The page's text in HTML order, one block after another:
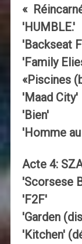
«
'HUMBLE.'
'Backseat
'Family
«Piscines
'Maad City'
'Bien'
'Homme
Acte 4:
'Scorsese
'F2F'
'Garden
'Kitchen'